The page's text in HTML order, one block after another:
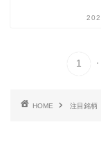
1
HOME 注目銘柄